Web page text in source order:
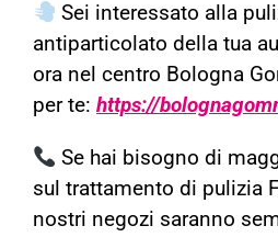
Sei interessato alla
antiparticolato della tua
ora nel centro Bologna
per te: https://
Se hai bisogno di
sul trattamento di pulizia
nostri negozi saranno